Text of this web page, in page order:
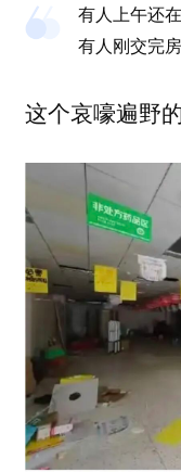
有人上午还
有人刚交完
这个哀嚎遍野